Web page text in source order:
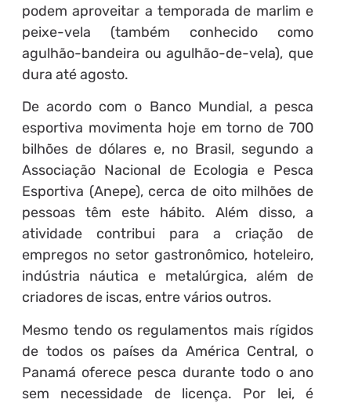
podem aproveitar a temporada de marlim e
peixe-vela (também conhecido como
agulhão-bandeira ou agulhão-de-vela), que
dura até agosto.
De acordo com o Banco Mundial, a pesca
esportiva movimenta hoje em torno de 700
bilhões de dólares e, no Brasil, segundo a
Associação Nacional de Ecologia e Pesca
Esportiva (Anepe), cerca de oito milhões de
pessoas têm este hábito. Além disso, a
atividade contribui para a criação de
empregos no setor gastronômico, hoteleiro,
indústria náutica e metalúrgica, além de
criadores de iscas, entre vários outros.
Mesmo tendo os regulamentos mais rígidos
de todos os países da América Central, o
Panamá oferece pesca durante todo o ano
sem necessidade de licença. Por lei, é